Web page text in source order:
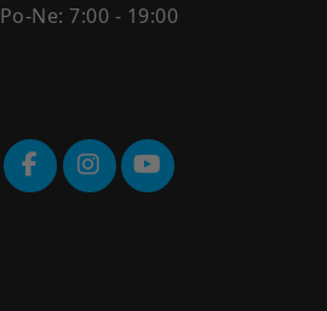
Po-Ne: 7:00 - 19:00